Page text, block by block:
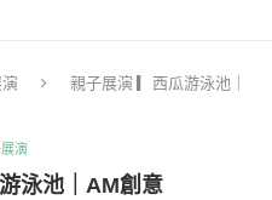
親子展演 ▎西瓜游泳池｜
演
泳池｜AM創意